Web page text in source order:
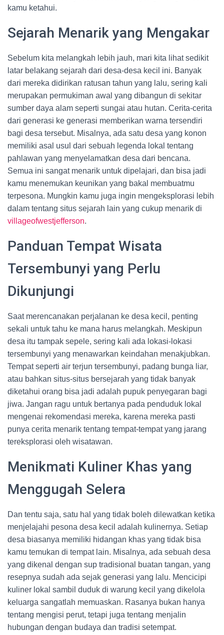
kamu ketahui.
Sejarah Menarik yang Mengakar
Sebelum kita melangkah lebih jauh, mari kita lihat sedikit
latar belakang sejarah dari desa-desa kecil ini. Banyak
dari mereka didirikan ratusan tahun yang lalu, sering kali
merupakan permukiman awal yang dibangun di sekitar
sumber daya alam seperti sungai atau hutan. Cerita-cerita
dari generasi ke generasi memberikan warna tersendiri
bagi desa tersebut. Misalnya, ada satu desa yang konon
memiliki asal usul dari sebuah legenda lokal tentang
pahlawan yang menyelamatkan desa dari bencana.
Semua ini sangat menarik untuk dipelajari, dan bisa jadi
kamu menemukan keunikan yang bakal membuatmu
terpesona. Mungkin kamu juga ingin mengeksplorasi lebih
dalam tentang situs sejarah lain yang cukup menarik di
villageofwestjefferson.
Panduan Tempat Wisata
Tersembunyi yang Perlu
Dikunjungi
Saat merencanakan perjalanan ke desa kecil, penting
sekali untuk tahu ke mana harus melangkah. Meskipun
desa itu tampak sepele, sering kali ada lokasi-lokasi
tersembunyi yang menawarkan keindahan menakjubkan.
Tempat seperti air terjun tersembunyi, padang bunga liar,
atau bahkan situs-situs bersejarah yang tidak banyak
diketahui orang bisa jadi adalah pupuk penyegaran bagi
jiwa. Jangan ragu untuk bertanya pada penduduk lokal
mengenai rekomendasi mereka, karena mereka pasti
punya cerita menarik tentang tempat-tempat yang jarang
tereksplorasi oleh wisatawan.
Menikmati Kuliner Khas yang
Menggugah Selera
Dan tentu saja, satu hal yang tidak boleh dilewatkan ketika
menjelajahi pesona desa kecil adalah kulinernya. Setiap
desa biasanya memiliki hidangan khas yang tidak bisa
kamu temukan di tempat lain. Misalnya, ada sebuah desa
yang dikenal dengan sup tradisional buatan tangan, yang
resepnya sudah ada sejak generasi yang lalu. Mencicipi
kuliner lokal sambil duduk di warung kecil yang dikelola
keluarga sangatlah memuaskan. Rasanya bukan hanya
tentang mengisi perut, tetapi juga tentang menjalin
hubungan dengan budaya dan tradisi setempat.